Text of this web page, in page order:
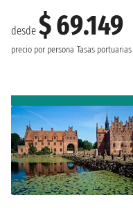
desde $ 69.149
precio por persona Tasas portuarias